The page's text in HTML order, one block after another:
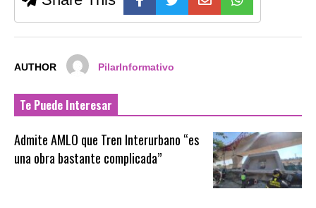
AUTHOR PilarInformativo
Te Puede Interesar
Admite AMLO que Tren Interurbano “es
una obra bastante complicada”